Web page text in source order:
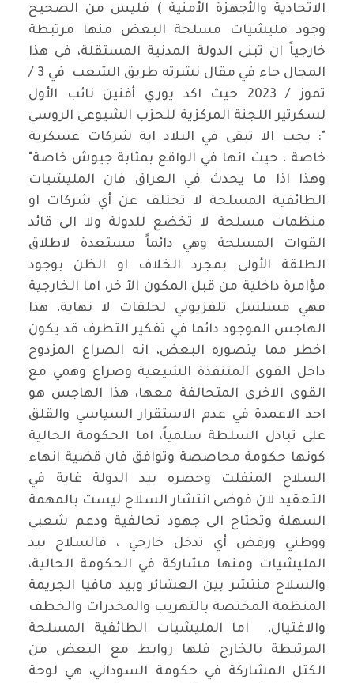
الاتحادية والأجهزة الأمنية ) فليس من الصحيح
وجود مليشيات مسلحة البعض منها مرتبطة
خارجياً ان تبنى الدولة المدنية المستقلة، في هذا
المجال جاء في مقال نشرته طريق الشعب في 3 /
تموز / 2023 حيث اكد يوري أفنين نائب الأول
لسكرتير اللجنة المركزية للحزب الشيوعي الروسي
": يجب الا تبقى في البلاد اية شركات عسكرية
خاصة ، حيث انها في الواقع بمثابة جيوش خاصة"
وهذا اذا ما يحدث في العراق فان المليشيات
الطائفية المسلحة لا تختلف عن أي شركات او
منظمات مسلحة لا تخضع للدولة ولا الى قائد
القوات المسلحة وهي دائماً مستعدة لاطلاق
الطلقة الأولى بمجرد الخلاف او الظن بوجود
مؤامرة داخلية من قبل المكون الآ خر، اما الخارجية
فهي مسلسل تلفزيوني لحلقات لا نهاية، هذا
الهاجس الموجود دائما في تفكير التطرف قد يكون
اخطر مما يتصوره البعض، انه الصراع المزدوج
داخل القوى المتنفذة الشيعية وصراع وهمي مع
القوى الاخرى المتحالفة معها، هذا الهاجس هو
احد الاعمدة في عدم الاستقرار السياسي والقلق
على تبادل السلطة سلمياً، اما الحكومة الحالية
كونها حكومة محاصصة وتوافق فان قضية انهاء
السلاح المنفلت وحصره بيد الدولة غاية في
التعقيد لان فوضى انتشار السلاح ليست بالمهمة
السهلة وتحتاج الى جهود تحالفية ودعم شعبي
ووطني ورفض أي تدخل خارجي ، فالسلاح بيد
المليشيات ومنها مشاركة في الحكومة الحالية،
والسلاح منتشر بين العشائر وبيد مافيا الجريمة
المنظمة المختصة بالتهريب والمخدرات والخطف
والاغتيال، اما المليشيات الطائفية المسلحة
المرتبطة بالخارج فلها روابط مع البعض من
الكتل المشاركة في حكومة السوداني، هي لوحة